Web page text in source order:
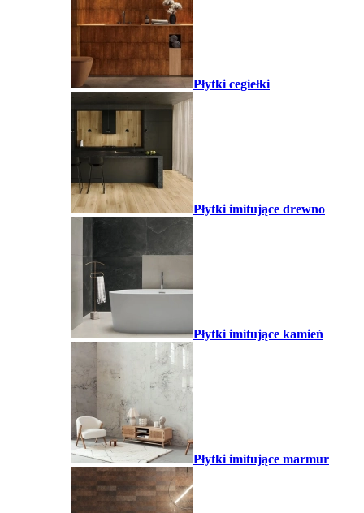
Płytki cegiełki
Płytki imitujące drewno
Płytki imitujące kamień
Płytki imitujące marmur